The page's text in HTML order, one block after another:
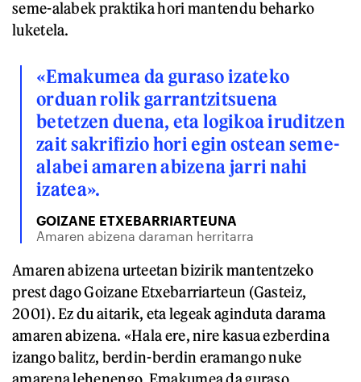
seme-alabek praktika hori mantendu beharko
luketela.
«Emakumea da guraso izateko
orduan rolik garrantzitsuena
betetzen duena, eta logikoa iruditzen
zait sakrifizio hori egin ostean seme-
alabei amaren abizena jarri nahi
izatea».
GOIZANE ETXEBARRIARTEUNA
Amaren abizena daraman herritarra
Amaren abizena urteetan bizirik mantentzeko
prest dago Goizane Etxebarriarteun (Gasteiz,
2001). Ez du aitarik, eta legeak aginduta darama
amaren abizena. «Hala ere, nire kasua ezberdina
izango balitz, berdin-berdin eramango nuke